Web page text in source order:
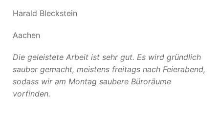
Harald Bleckstein
Aachen
Die geleistete Arbeit ist sehr gut. Es wird gründlich
sauber gemacht, meistens freitags nach Feierabend,
sodass wir am Montag saubere Büroräume
vorfinden.